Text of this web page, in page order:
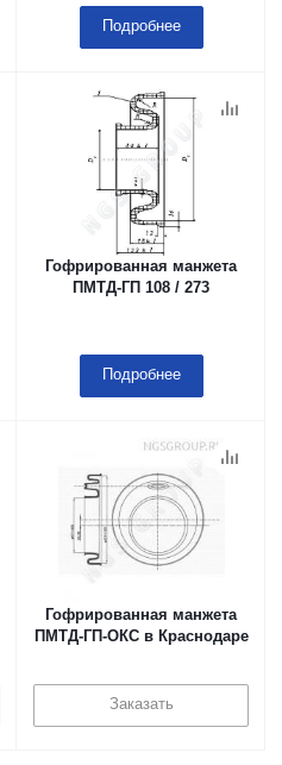
Подробнее
Гофрированная манжета
ПМТД-ГП 108 / 273
Подробнее
Гофрированная манжета
ПМТД-ГП-ОКС в Краснодаре
Заказать